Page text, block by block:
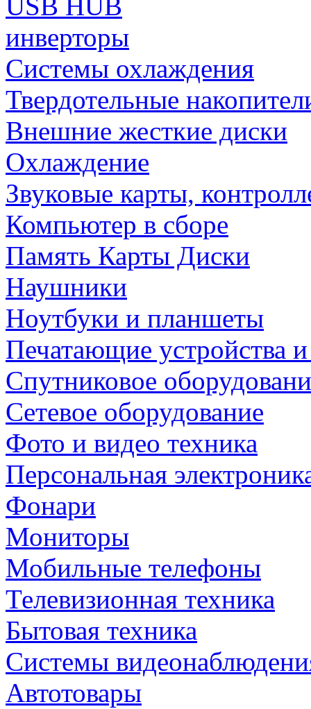
USB HUB
инверторы
Системы охлаждения
Твердотельные
Внешние жесткие диски
Охлаждение
Звуковые карты,
Компьютер в сборе
Память Карты Диски
Наушники
Ноутбуки и планшеты
Печатающие устройства
Спутниковое
Сетевое оборудование
Фото и видео техника
Персональная
Фонари
Мониторы
Мобильные телефоны
Телевизионная техника
Бытовая техника
Cистемы
Автотовары